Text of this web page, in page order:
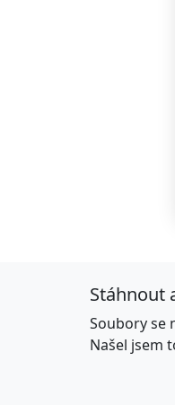
Stáhnout
Soubory se
Našel jsem